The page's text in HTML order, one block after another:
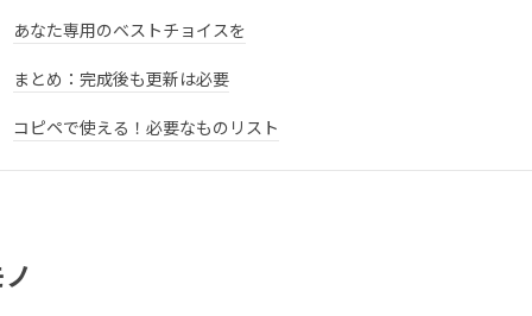
あなた専用のベストチョイスを
まとめ：完成後も更新は必要
コピペで使える！必要なものリスト